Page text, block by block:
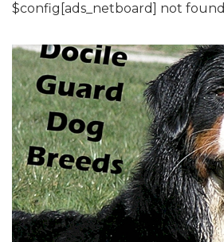
$config[ads_netboard] not found